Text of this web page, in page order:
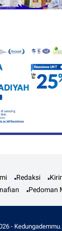
Redaksi
Pedoman
-